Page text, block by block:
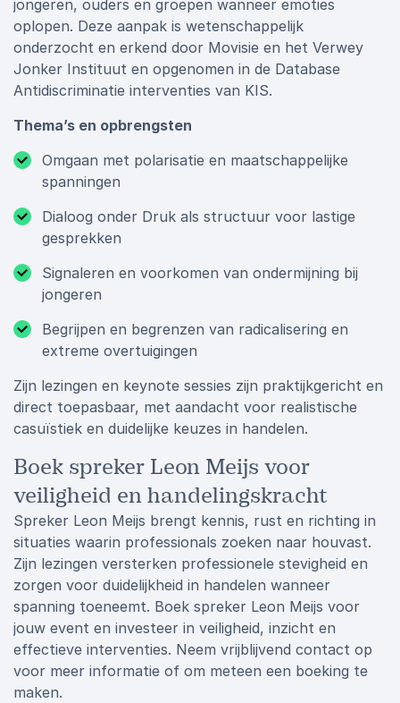
jongeren, ouders en groepen wanneer emoties
oplopen. Deze aanpak is wetenschappelijk
onderzocht en erkend door Movisie en het Verwey
Jonker Instituut en opgenomen in de Database
Antidiscriminatie interventies van KIS.
Thema’s en opbrengsten
Omgaan met polarisatie en maatschappelijke
spanningen
Dialoog onder Druk als structuur voor lastige
gesprekken
Signaleren en voorkomen van ondermijning bij
jongeren
Begrijpen en begrenzen van radicalisering en
extreme overtuigingen
Zijn lezingen en keynote sessies zijn praktijkgericht en
direct toepasbaar, met aandacht voor realistische
casuïstiek en duidelijke keuzes in handelen.
Boek spreker Leon Meijs voor
veiligheid en handelingskracht
Spreker Leon Meijs brengt kennis, rust en richting in
situaties waarin professionals zoeken naar houvast.
Zijn lezingen versterken professionele stevigheid en
zorgen voor duidelijkheid in handelen wanneer
spanning toeneemt. Boek spreker Leon Meijs voor
jouw event en investeer in veiligheid, inzicht en
effectieve interventies. Neem vrijblijvend contact op
voor meer informatie of om meteen een boeking te
maken.